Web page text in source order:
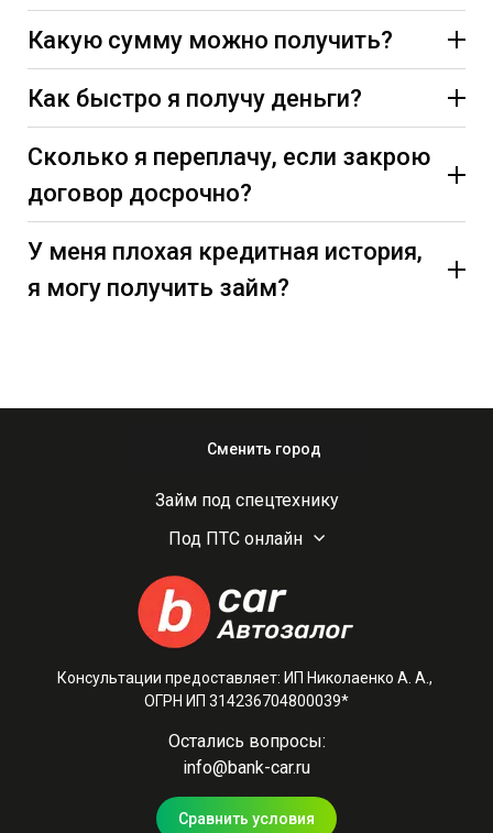
Какую сумму можно получить?
Как быстро я получу деньги?
Сколько я переплачу, если закрою
договор досрочно?
У меня плохая кредитная история,
я могу получить займ?
Сменить город
Займ под спецтехнику
Под ПТС онлайн
Консультации предоставляет: ИП Николаенко А. А.,
ОГРН ИП 314236704800039*
Остались вопросы:
info@bank-car.ru
Сравнить условия